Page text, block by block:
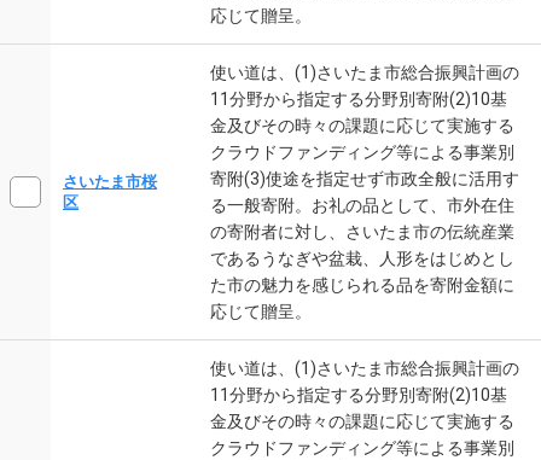
応じて贈呈。
さいたま市桜
区
使い道は、(1)さいたま市総合振興計画の
11分野から指定する分野別寄附(2)10基
金及びその時々の課題に応じて実施する
クラウドファンディング等による事業別
寄附(3)使途を指定せず市政全般に活用す
る一般寄附。お礼の品として、市外在住
の寄附者に対し、さいたま市の伝統産業
であるうなぎや盆栽、人形をはじめとし
た市の魅力を感じられる品を寄附金額に
応じて贈呈。
使い道は、(1)さいたま市総合振興計画の
11分野から指定する分野別寄附(2)10基
金及びその時々の課題に応じて実施する
クラウドファンディング等による事業別